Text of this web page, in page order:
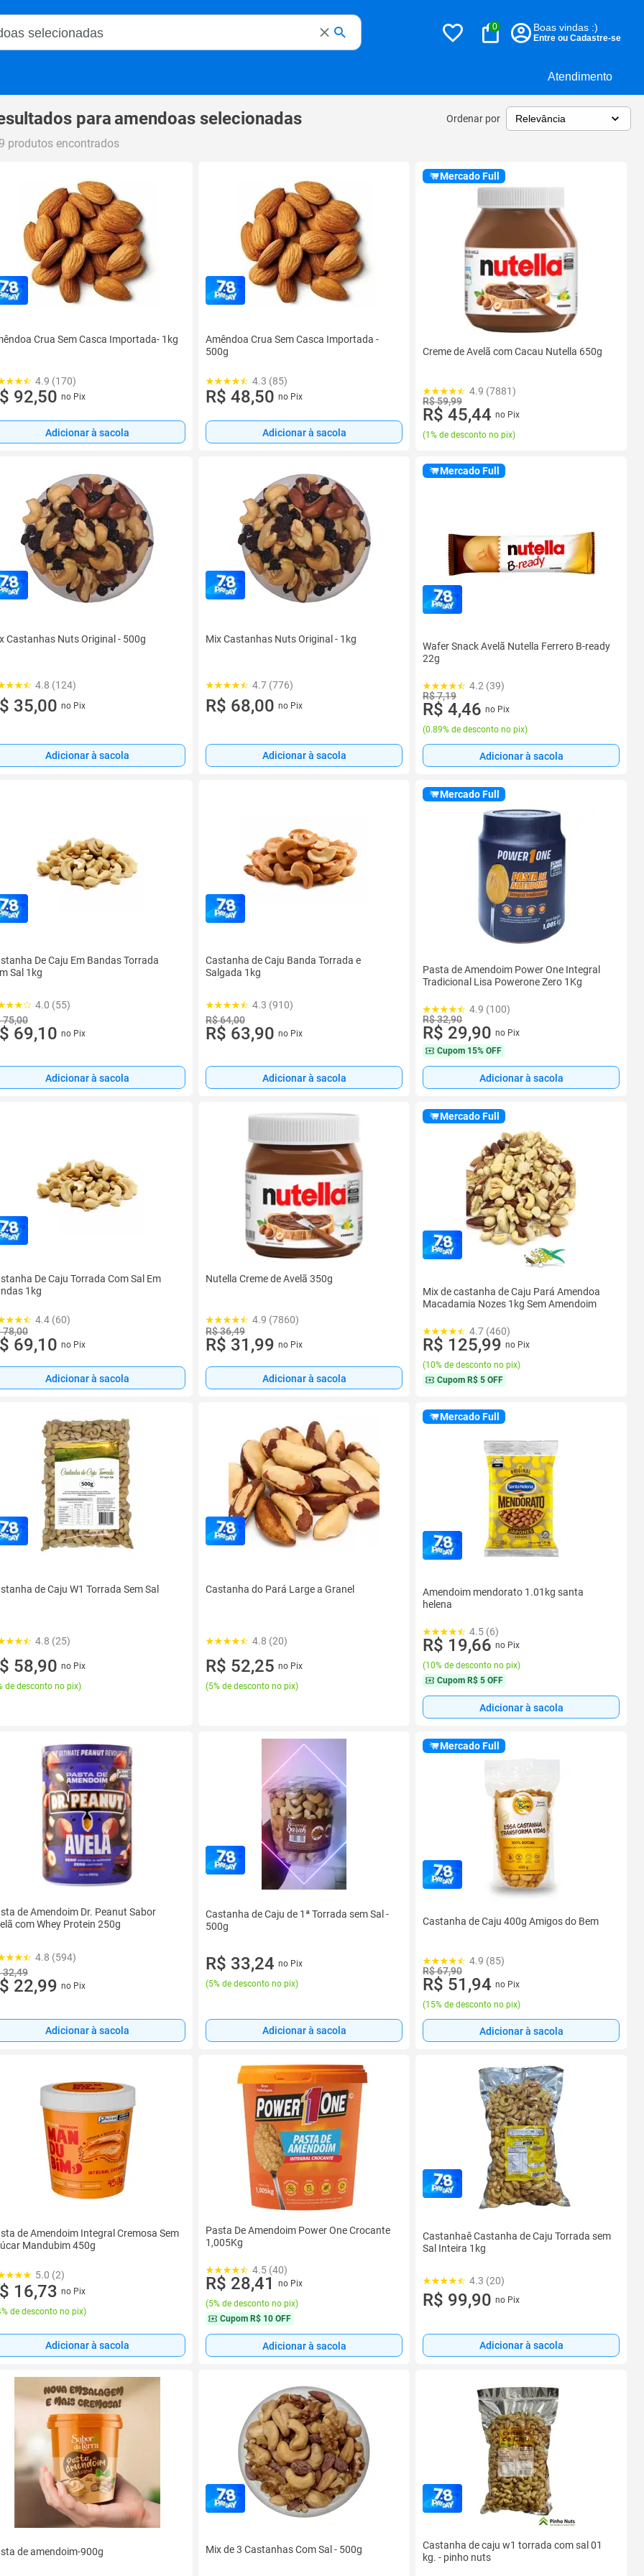
Atendimento
Magalu
0 Boas vindas :)
Entre ou Cadastre-se
paraamendoas selecionadas Ordenar por
produtos encontrados
Crua Sem Casca Importada- 1kg
4.9 (170)
92,50 no Pix
Adicionar à sacola
Amêndoa Crua Sem Casca Importada -
500g
4.3 (85)
R$ 48,50 no Pix
Adicionar à sacola
Mercado Full
Creme de Avelã com Cacau Nutella 650g
4.9 (7881)
R$ 59,99
R$ 45,44 no Pix
(1% de desconto no pix)
Castanhas Nuts Original - 500g
4.8 (124)
35,00 no Pix
Adicionar à sacola
Mix Castanhas Nuts Original - 1kg
4.7 (776)
R$ 68,00 no Pix
Adicionar à sacola
Mercado Full
Wafer Snack Avelã Nutella Ferrero B-ready
22g
4.2 (39)
R$ 7,19
R$ 4,46 no Pix
(0.89% de desconto no pix)
Adicionar à sacola
De Caju Em Bandas Torrada
Sal 1kg
4.0 (55)
75,00
69,10 no Pix
Adicionar à sacola
Castanha de Caju Banda Torrada e
Salgada 1kg
4.3 (910)
R$ 64,00
R$ 63,90 no Pix
Adicionar à sacola
Mercado Full
Pasta de Amendoim Power One Integral
Tradicional Lisa Powerone Zero 1Kg
4.9 (100)
R$ 32,90
R$ 29,90 no Pix
Cupom 15% OFF
Adicionar à sacola
De Caju Torrada Com Sal Em
1kg
4.4 (60)
78,00
69,10 no Pix
Adicionar à sacola
Nutella Creme de Avelã 350g
4.9 (7860)
R$ 36,49
R$ 31,99 no Pix
Adicionar à sacola
Mercado Full
Mix de castanha de Caju Pará Amendoa
Macadamia Nozes 1kg Sem Amendoim
4.7 (460)
R$ 125,99 no Pix
(10% de desconto no pix)
Cupom R$ 5 OFF
de Caju W1 Torrada Sem Sal
4.8 (25)
58,90 no Pix
de desconto no pix)
Castanha do Pará Large a Granel
4.8 (20)
R$ 52,25 no Pix
(5% de desconto no pix)
Mercado Full
Amendoim mendorato 1.01kg santa
helena
4.5 (6)
R$ 19,66 no Pix
(10% de desconto no pix)
Cupom R$ 5 OFF
Adicionar à sacola
de Amendoim Dr. Peanut Sabor
com Whey Protein 250g
4.8 (594)
32,49
22,99 no Pix
Adicionar à sacola
Castanha de Caju de 1ª Torrada sem Sal -
500g
R$ 33,24 no Pix
(5% de desconto no pix)
Adicionar à sacola
Mercado Full
Castanha de Caju 400g Amigos do Bem
4.9 (85)
R$ 67,90
R$ 51,94 no Pix
(15% de desconto no pix)
Adicionar à sacola
de Amendoim Integral Cremosa Sem
Mandubim 450g
5.0 (2)
16,73 no Pix
de desconto no pix)
Adicionar à sacola
Pasta De Amendoim Power One Crocante
1,005Kg
4.5 (40)
R$ 28,41
no Pix
(5% de desconto no pix)
Cupom R$ 10 OFF
Adicionar à sacola
Castanhaê Castanha de Caju Torrada sem
Sal Inteira 1kg
4.3 (20)
R$ 99,90 no Pix
Adicionar à sacola
de amendoim-900g Mix de 3 Castanhas Com Sal - 500g
Castanha de caju w1 torrada com sal 01
kg. - pinho nuts